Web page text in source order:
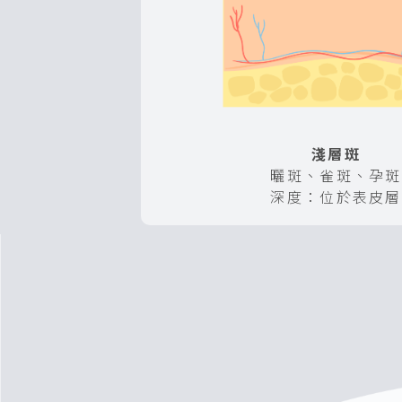
淺層斑
曬斑、雀斑、孕斑
深度：位於表皮層